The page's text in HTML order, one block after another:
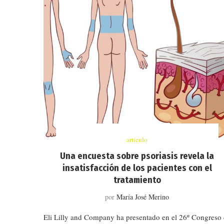
artículo
Una encuesta sobre psoriasis revela la
insatisfacción de los pacientes con el
tratamiento
porMaría José Merino
Eli Lilly and Company ha presentado en el 26º Congreso